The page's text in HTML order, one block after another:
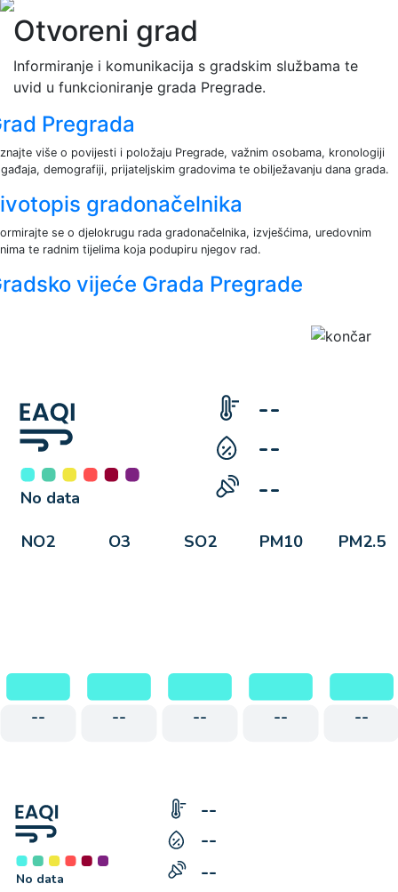
Otvoreni grad
Informiranje i komunikacija s gradskim službama te
uvid u funkcioniranje grada Pregrade.
Pregrada
više o povijesti i položaju Pregrade, važnim osobama, kronologiji
demografiji, prijateljskim gradovima te obilježavanju dana grada.
gradonačelnika
se o djelokrugu rada gradonačelnika, izvješćima, uredovnim
te radnim tijelima koja podupiru njegov rad.
vijeće Grada Pregrade